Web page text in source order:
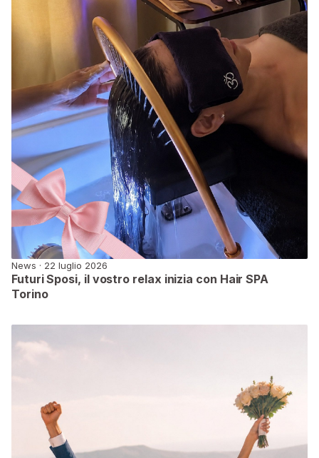
News · 22 luglio 2026
Futuri Sposi, il vostro relax inizia con Hair SPA
Torino